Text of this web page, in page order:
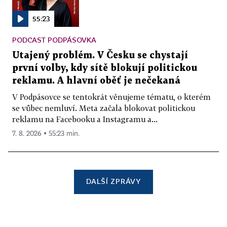
55:23
PODCAST PODPÁSOVKA
Utajený problém. V Česku se chystají
první volby, kdy sítě blokují politickou
reklamu. A hlavní oběť je nečekaná
V Podpásovce se tentokrát věnujeme tématu, o kterém
se vůbec nemluví. Meta začala blokovat politickou
reklamu na Facebooku a Instagramu a...
7. 8. 2026 ▪ 55:23 min.
DALŠÍ ZPRÁVY